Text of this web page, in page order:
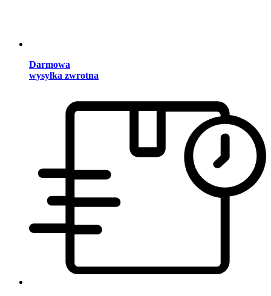
Darmowa
wysyłka zwrotna